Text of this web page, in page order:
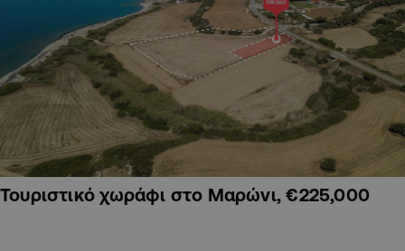
Τουριστικό χωράφι στο Μαρώνι, €225,000